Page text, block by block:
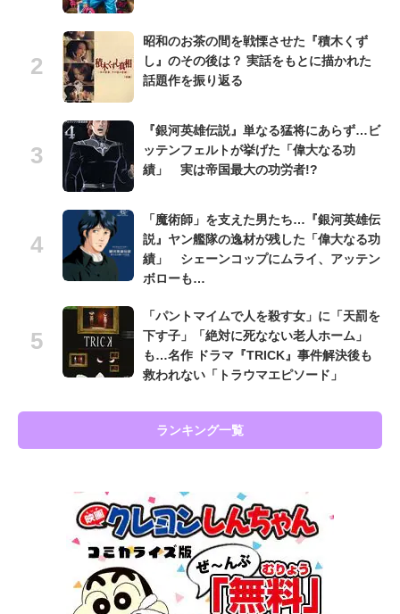
昭和のお茶の間を戦慄させた『積木くず
し』のその後は？ 実話をもとに描かれた
話題作を振り返る
『銀河英雄伝説』単なる猛将にあらず…ビ
ッテンフェルトが挙げた「偉大なる功
績」 実は帝国最大の功労者!?
「魔術師」を支えた男たち…『銀河英雄伝
説』ヤン艦隊の逸材が残した「偉大なる功
績」 シェーンコップにムライ、アッテン
ボローも…
「パントマイムで人を殺す女」に「天罰を
下す子」「絶対に死なない老人ホーム」
も…名作 ドラマ『TRICK』事件解決後も
救われない「トラウマエピソード」
ランキング一覧